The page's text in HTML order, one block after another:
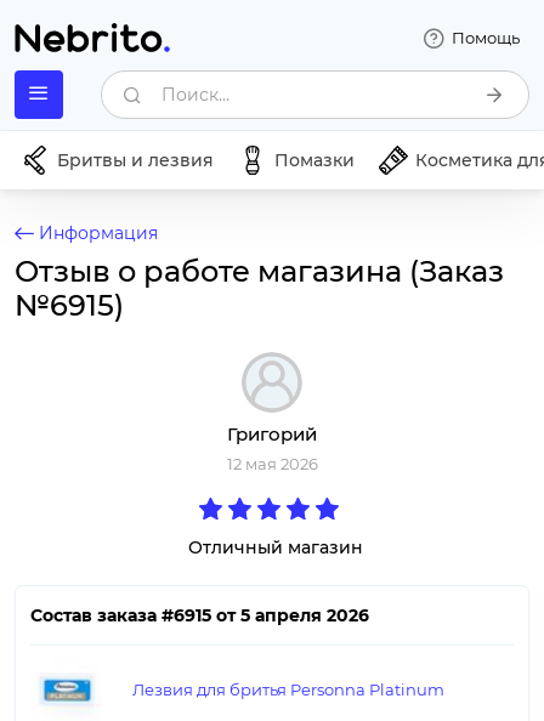
Помощь
Поиск...
Бритвы и лезвия Помазки Косметика
Информация
Отзыв о работе магазина (Заказ
№6915)
Григорий
12 мая 2026
Отличный магазин
Состав заказа #6915 от 5 апреля 2026
Лезвия для бритья Personna Platinum